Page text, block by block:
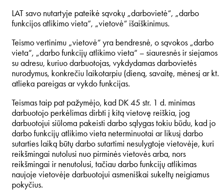
LAT savo nutartyje pateikė sąvokų „darbovietė“, „darbo
funkcijos atlikimo vieta“, „vietovė“ išaiškinimus.
Teismo vertinimu „vietovė“ yra bendresnė, o sąvokos „darbo
vieta“, „darbo funkcijų atlikimo vieta“ – siauresnės ir siejamos
su adresu, kuriuo darbuotojas, vykdydamas darbovietės
nurodymus, konkrečiu laikotarpiu (dieną, savaitę, mėnesį ar
atlieka pareigas ar vykdo funkcijas.
Teismas taip pat pažymėjo, kad DK 45 str. 1 d. minimas
darbuotojo perkėlimas dirbti į kitą vietovę reiškia, jog
darbuotojui siūloma pakeisti darbo sąlygas tokiu būdu, kad jo
darbo funkcijų atlikimo vieta neterminuotai ar likusį darbo
sutarties laiką būtų darbo sutartimi nesulygtoje vietovėje, kuri
reikšmingai nutolusi nuo pirminės vietovės arba, nors
reikšmingai ir nenutolusi, tačiau darbo funkcijų atlikimas
naujoje vietovėje darbuotojui asmeniškai sukeltų neigiamus
pokyčius.